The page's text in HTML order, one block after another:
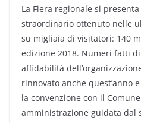
La Fiera regionale si
straordinario ottenuto nelle
su migliaia di visitatori: 140
edizione 2018. Numeri fatti
affidabilità
rinnovato anche quest’anno
la convenzione con il
amministrazione guidata dal